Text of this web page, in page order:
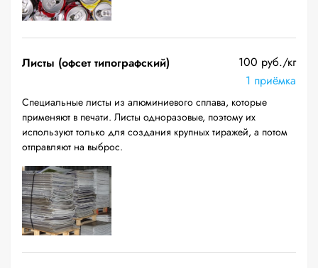
Листы (офсет типографский)
100 руб./кг
1 приёмка
Специальные листы из алюминиевого сплава, которые
применяют в печати. Листы одноразовые, поэтому их
используют только для создания крупных тиражей, а потом
отправляют на выброс.